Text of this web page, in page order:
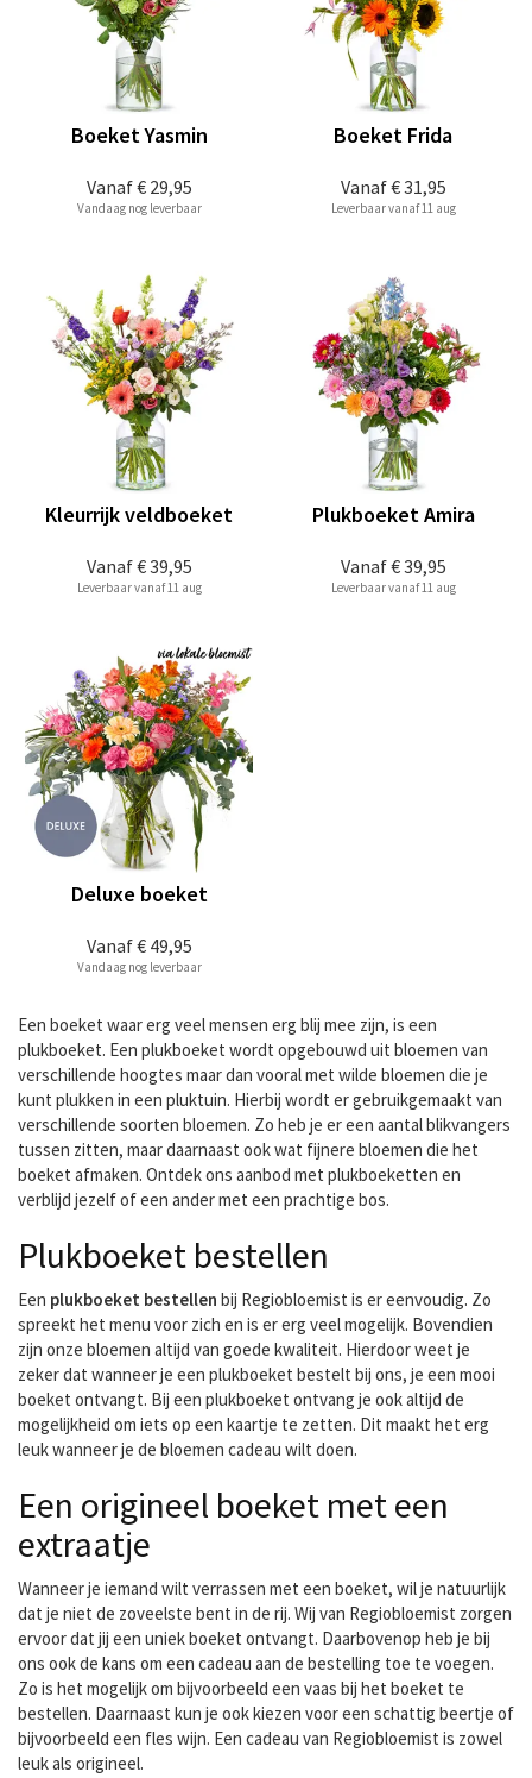
Vanaf€ 29,95
Boeket Yasmin
Vandaag nog leverbaar
Vanaf€ 31,95
Boeket Frida
Leverbaar vanaf 11 aug
Vanaf€ 39,95
Kleurrijk veldboeket
Leverbaar vanaf 11 aug
Vanaf€ 39,95
Plukboeket Amira
Leverbaar vanaf 11 aug
Vanaf€ 49,95
Deluxe boeket
Vandaag nog leverbaar
Een boeket waar erg veel mensen erg blij mee zijn, is een
plukboeket. Een plukboeket wordt opgebouwd uit bloemen van
verschillende hoogtes maar dan vooral met wilde bloemen die je
kunt plukken in een pluktuin. Hierbij wordt er gebruikgemaakt van
verschillende soorten bloemen. Zo heb je er een aantal blikvangers
tussen zitten, maar daarnaast ook wat fijnere bloemen die het
boeket afmaken. Ontdek ons aanbod met plukboeketten en
verblijd jezelf of een ander met een prachtige bos.
Plukboeket bestellen
Een plukboeket bestellen bij Regiobloemist is er eenvoudig. Zo
spreekt het menu voor zich en is er erg veel mogelijk. Bovendien
zijn onze bloemen altijd van goede kwaliteit. Hierdoor weet je
zeker dat wanneer je een plukboeket bestelt bij ons, je een mooi
boeket ontvangt. Bij een plukboeket ontvang je ook altijd de
mogelijkheid om iets op een kaartje te zetten. Dit maakt het erg
leuk wanneer je de bloemen cadeau wilt doen.
Een origineel boeket met een
extraatje
Wanneer je iemand wilt verrassen met een boeket, wil je natuurlijk
dat je niet de zoveelste bent in de rij. Wij van Regiobloemist zorgen
ervoor dat jij een uniek boeket ontvangt. Daarbovenop heb je bij
ons ook de kans om een cadeau aan de bestelling toe te voegen.
Zo is het mogelijk om bijvoorbeeld een vaas bij het boeket te
bestellen. Daarnaast kun je ook kiezen voor een schattig beertje of
bijvoorbeeld een fles wijn. Een cadeau van Regiobloemist is zowel
leuk als origineel.